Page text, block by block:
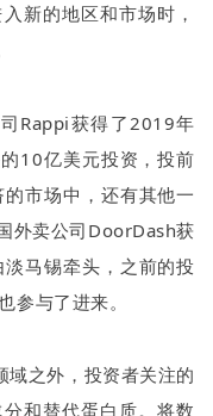
新的地区和市场时，
Rappi获得了 2019年
10亿美元投资，投前
市场中，还有其他一
外卖公司 DoorDash获
马锡牵头，之前的投
参与了进来。
之外，投资者关注的
和替代蛋白质。将数